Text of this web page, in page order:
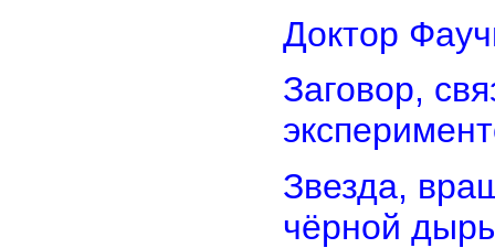
Доктор
Заговор,
Звезда,
чёрной